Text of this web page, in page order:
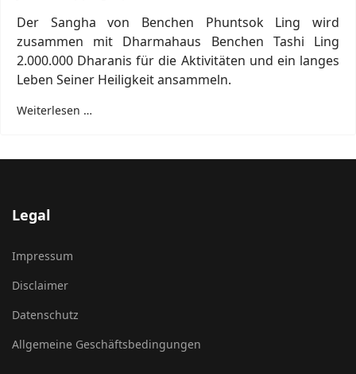
Der Sangha von Benchen Phuntsok Ling wird
zusammen mit Dharmahaus Benchen Tashi Ling
2.000.000 Dharanis für die Aktivitäten und ein langes
Leben Seiner Heiligkeit ansammeln.
Weiterlesen …
Legal
Impressum
Disclaimer
Datenschutz
Allgemeine Geschäftsbedingungen